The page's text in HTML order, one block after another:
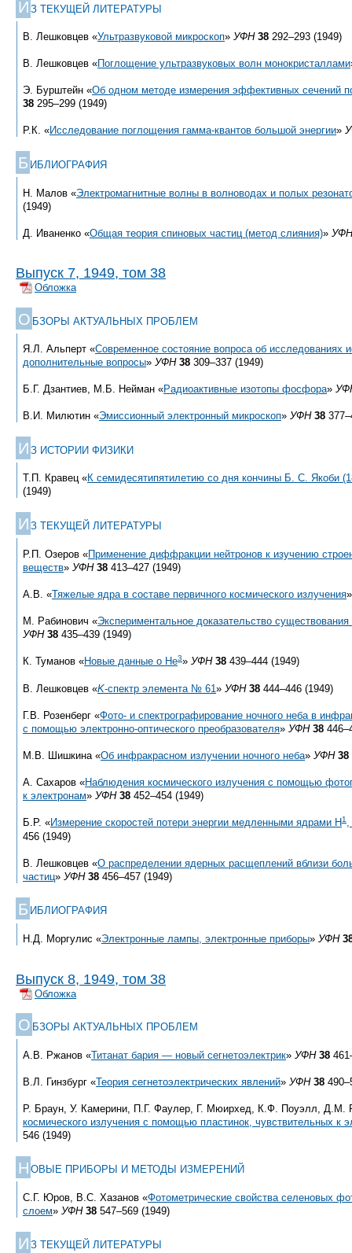
И З ТЕКУЩЕЙ ЛИТЕРАТУРЫ
В. Лешковцев «Ультразвуковой микроскоп» УФН 38 292–293 (1949)
В. Лешковцев «Поглощение ультразвуковых волн монокристаллами
Э. Бурштейн «Об одном методе измерения эффективных сечений
38 295–299 (1949)
Р.К. «Исследование поглощения гамма-квантов большой энергии»
Б ИБЛИОГРАФИЯ
Н. Малов «Электромагнитные волны в волноводах и полых
(1949)
Д. Иваненко «Общая теория спиновых частиц (метод слияния)» УФН
Выпуск 7, 1949, том 38
Обложка
О БЗОРЫ АКТУАЛЬНЫХ ПРОБЛЕМ
Я.Л. Альперт «Современное состояние вопроса об исследованиях
дополнительные вопросы» УФН 38 309–337 (1949)
Б.Г. Дзантиев, М.Б. Нейман «Радиоактивные изотопы фосфора»
В.И. Милютин «Эмиссионный электронный микроскоп» УФН 38
И З ИСТОРИИ ФИЗИКИ
Т.П. Кравец «К семидесятипятилетию со дня кончины Б. С. Якоби
(1949)
И З ТЕКУЩЕЙ ЛИТЕРАТУРЫ
Р.П. Озеров «Применение диффракции нейтронов к изучению
веществ» УФН 38 413–427 (1949)
А.В. «Тяжелые ядра в составе первичного космического излучения
М. Рабинович «Экспериментальное доказательство
УФН 38 435–439 (1949)
К. Туманов «Новые данные о Не3» УФН 38 439–444 (1949)
В. Лешковцев «K-спектр элемента № 61 » УФН 38 444–446 (1949)
Г.В. Розенберг «Фото- и спектрографирование ночного неба в
с помощью электронно-оптического преобразователя» УФН 38
М.В. Шишкина «Об инфракрасном излучении ночного неба» УФН 38
А. Сахаров «Наблюдения космического излучения с помощью
к электронам» УФН 38 452–454 (1949)
Б.Р. «Измерение скоростей потери энергии медленными ядрами Н1
456 (1949)
В. Лешковцев «О распределении ядерных расщеплений вблизи
частиц» УФН 38 456–457 (1949)
Б ИБЛИОГРАФИЯ
Н.Д. Моргулис «Электронные лампы, электронные приборы» УФН
Выпуск 8, 1949, том 38
Обложка
О БЗОРЫ АКТУАЛЬНЫХ ПРОБЛЕМ
А.В. Ржанов «Титанат бария — новый сегнетоэлектрик» УФН 38
В.Л. Гинзбург «Теория сегнетоэлектрических явлений» УФН 38
Р. Браун, У. Камерини, П.Г. Фаулер, Г. Мюирхед, К.Ф. Поуэлл, Д.М.
космического излучения с помощью пластинок, чувствительных к
546 (1949)
Н ОВЫЕ ПРИБОРЫ И МЕТОДЫ ИЗМЕРЕНИЙ
С.Г. Юров, В.С. Хазанов «Фотометрические свойства селеновых
слоем» УФН 38 547–569 (1949)
И З ТЕКУЩЕЙ ЛИТЕРАТУРЫ